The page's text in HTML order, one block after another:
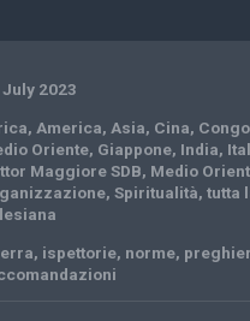
July 2023
, America, Asia, Cina, Congo
Oriente, Giappone, India,
Maggiore SDB, Medio
, Spiritualità, tutta
, ispettorie, norme,